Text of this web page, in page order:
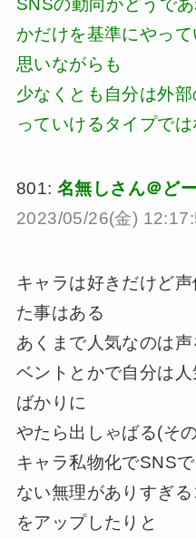
SNSの動向がどうで
かだけを基準にやっ
思いながらも
少なくとも自分は外
っていけるタイプで
801: 名無しさん＠ど
2023/05/26(金)
キャラは好きだけど
た事はある
あくまで人気なのは
ベントとかで自分は
ばかりに
やたら出しゃばる(そ
キャラ私物化でSNS
ない無理がありすぎ
をアップしたりと